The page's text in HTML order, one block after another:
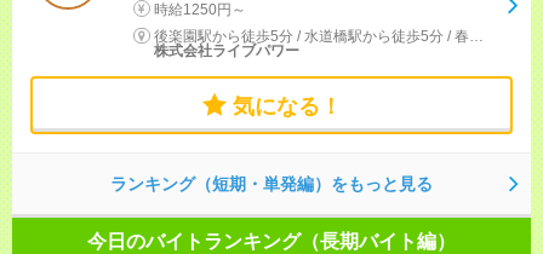
時給1250円～
後楽園駅から徒歩5分 /水道橋駅から徒歩5分 /春日(東京都)駅から徒歩7分
株式会社ライブパワー
気になる！
ランキング（短期・単発編）をもっと見る
今日のバイトランキング（長期バイト編）